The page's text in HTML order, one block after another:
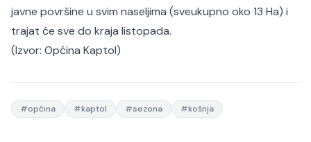
javne površine u svim naseljima (sveukupno oko 13 Ha) i
trajat će sve do kraja listopada.
(Izvor: Općina Kaptol)
#općina #kaptol #sezona #košnja